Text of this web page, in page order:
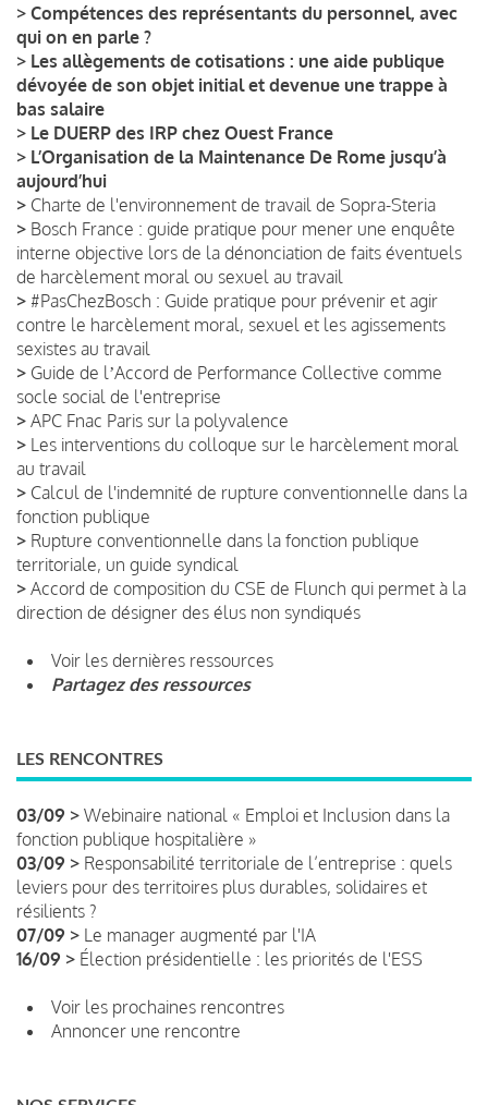
> Compétences des représentants du personnel, avec
qui on en parle ?
> Les allègements de cotisations : une aide publique
dévoyée de son objet initial et devenue une trappe à
bas salaire
> Le DUERP des IRP chez Ouest France
> L’Organisation de la Maintenance De Rome jusqu’à
aujourd’hui
> Charte de l'environnement de travail de Sopra-Steria
> Bosch France : guide pratique pour mener une enquête
interne objective lors de la dénonciation de faits éventuels
de harcèlement moral ou sexuel au travail
> #PasChezBosch : Guide pratique pour prévenir et agir
contre le harcèlement moral, sexuel et les agissements
sexistes au travail
> Guide de lʼAccord de Performance Collective comme
socle social de l'entreprise
> APC Fnac Paris sur la polyvalence
> Les interventions du colloque sur le harcèlement moral
au travail
> Calcul de l'indemnité de rupture conventionnelle dans la
fonction publique
> Rupture conventionnelle dans la fonction publique
territoriale, un guide syndical
> Accord de composition du CSE de Flunch qui permet à la
direction de désigner des élus non syndiqués
Voir les dernières ressources
Partagez des ressources
LES RENCONTRES
03/09 > Webinaire national « Emploi et Inclusion dans la
fonction publique hospitalière »
03/09 > Responsabilité territoriale de l’entreprise : quels
leviers pour des territoires plus durables, solidaires et
résilients ?
07/09 > Le manager augmenté par l'IA
16/09 > Élection présidentielle : les priorités de l'ESS
Voir les prochaines rencontres
Annoncer une rencontre